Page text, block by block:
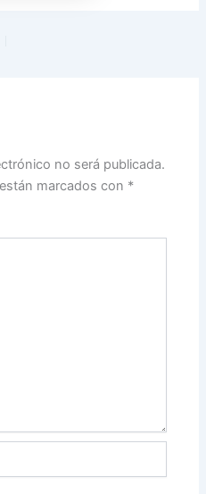
no será publicada.
marcados con *